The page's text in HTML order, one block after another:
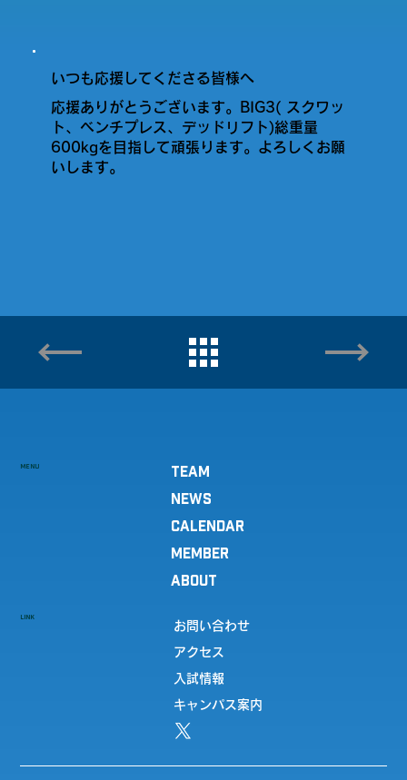
いつも応援してくださる皆様へ
応援ありがとうございます。BIG3( スクワッ
ト、ベンチプレス、デッドリフト)総重量
600kgを目指して頑張ります。よろしくお願
いします。
MENU
TEAM
NEWS
CALENDAR
MEMBER
ABOUT
LINK
お問い合わせ
アクセス
入試情報
キャンパス案内